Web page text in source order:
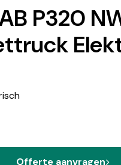
P320
Offerte aanvragen